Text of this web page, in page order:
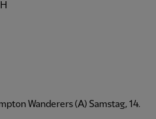
Wanderers (A) Samstag, 14.